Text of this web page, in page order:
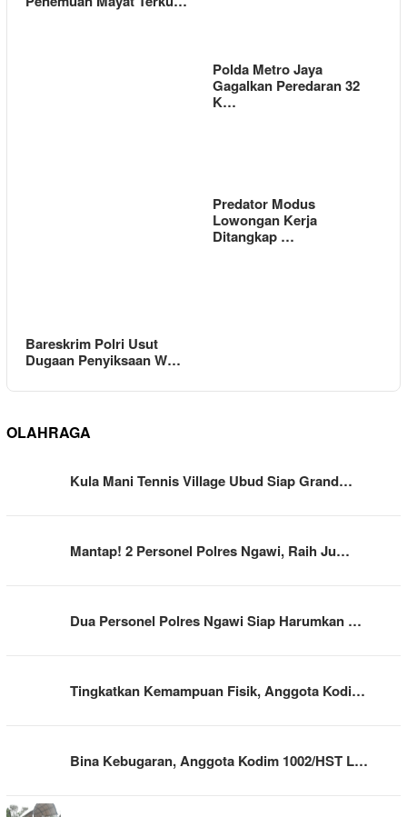
Polda Metro Jaya
Gagalkan Peredaran 32
K…
Bareskrim Polri Usut
Dugaan Penyiksaan W…
Predator Modus
Lowongan Kerja
Ditangkap …
OLAHRAGA
Kula Mani Tennis Village Ubud Siap Grand…
Mantap! 2 Personel Polres Ngawi, Raih Ju…
Dua Personel Polres Ngawi Siap Harumkan …
Tingkatkan Kemampuan Fisik, Anggota Kodi…
Bina Kebugaran, Anggota Kodim 1002/HST L…